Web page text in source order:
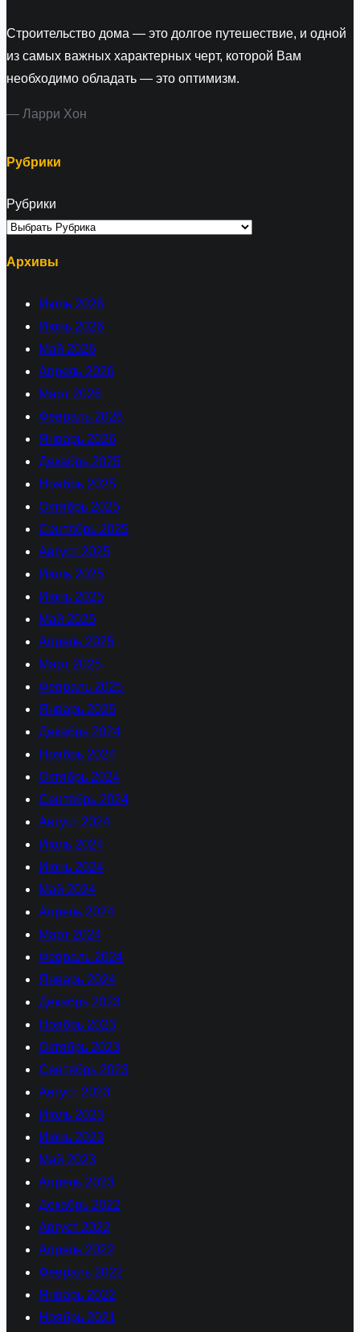
Строительство дома — это долгое путешествие, и одной
из самых важных характерных черт, которой Вам
необходимо обладать — это оптимизм.
— Ларри Хон
Рубрики
Рубрики
Архивы
Июль 2026
Июнь 2026
Май 2026
Апрель 2026
Март 2026
Февраль 2026
Январь 2026
Декабрь 2025
Ноябрь 2025
Октябрь 2025
Сентябрь 2025
Август 2025
Июль 2025
Июнь 2025
Май 2025
Апрель 2025
Март 2025
Февраль 2025
Январь 2025
Декабрь 2024
Ноябрь 2024
Октябрь 2024
Сентябрь 2024
Август 2024
Июль 2024
Июнь 2024
Май 2024
Апрель 2024
Март 2024
Февраль 2024
Январь 2024
Декабрь 2023
Ноябрь 2023
Октябрь 2023
Сентябрь 2023
Август 2023
Июль 2023
Июнь 2023
Май 2023
Апрель 2023
Декабрь 2022
Август 2022
Апрель 2022
Февраль 2022
Январь 2022
Ноябрь 2021